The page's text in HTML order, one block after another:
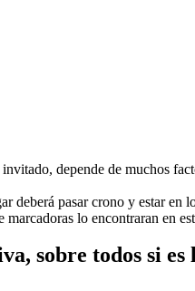
depende de muchos
deberá pasar crono y estar
lo encontraran en
sobre todos si es